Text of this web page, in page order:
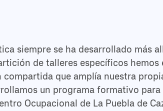
siempre se ha desarrollado más
de talleres específicos
que amplía nuestra
un programa formativo
Ocupacional de La Puebla de